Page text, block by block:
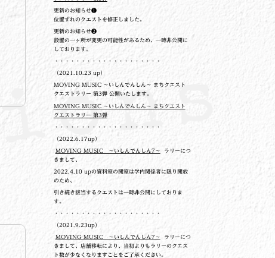
更新のお知らせ❶
位置ずれのクエストを修正しました。
更新のお知らせ❷
設置の一ヶ所が変更の可能性があるため、一時非公開に
しております。
・・・・・・・・・・・・・・・・・・・・
（2021.10.23 up）
MOVING MUSIC ～いしんでんしん～ まちクエスト
クエストラリー 第3弾 公開いたします。
MOVING MUSIC ～いしんでんしん～ まちクエスト
クエストラリー 第3弾
・・・・・・・・・・・・・・・・・・・・
（2022.6.17up）
MOVING MUSIC ～いしんでんしん7～ ラリーにつ
きまして、
2022.4.10 upの資料室の開室は学内関係者に限り開放
のため、
引き続き該当するクエストは一時非公開にしておりま
す。
・・・・・・・・・・・・・・・・・・・・
（2021.9.23up）
MOVING MUSIC ～いしんでんしん7～ ラリーにつ
きまして、店舗移転により、当初よりもラリーのクエス
ト数が少なくなりますことをご了承ください。